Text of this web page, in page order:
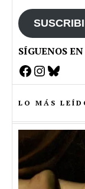
SÍGUENOS
Facebook
Instagram
Bluesky
LO MÁS